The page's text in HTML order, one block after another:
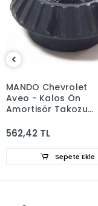
MANDO Chevrolet
Aveo - Kalos Ön
Amortisör Takozu
562,42 TL
Sepete Ekle